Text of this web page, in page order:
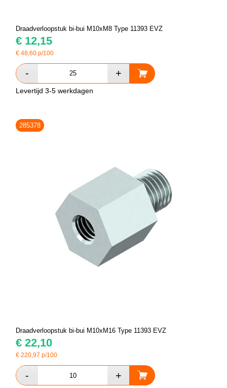
Draadverloopstuk bi-bui M10xM8 Type 11393 EVZ
€ 12,15
€48,60 p/100
Levertijd 3-5 werkdagen
285378
Draadverloopstuk bi-bui M10xM16 Type 11393 EVZ
€ 22,10
€220,97 p/100